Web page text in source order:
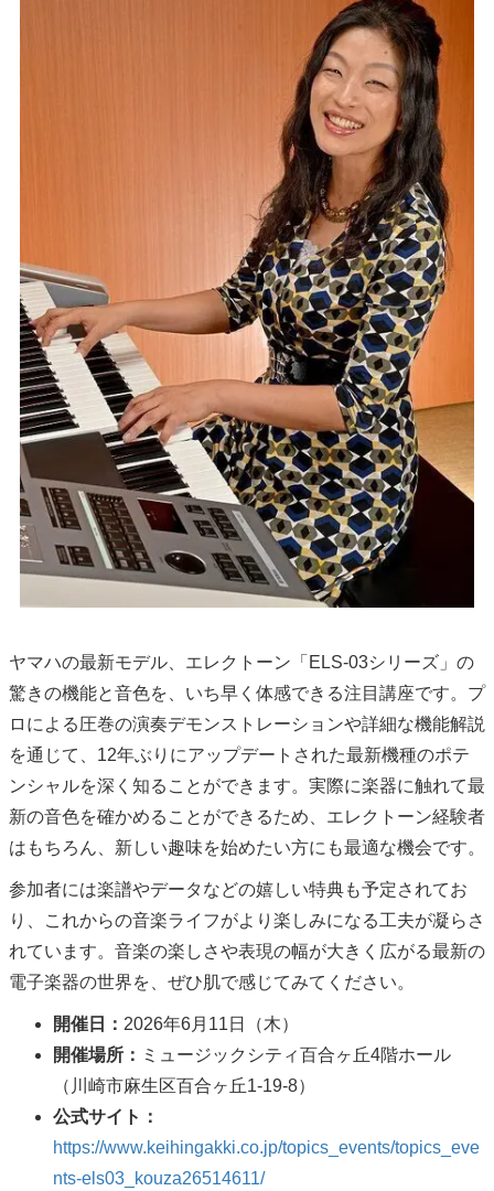
ヤマハの最新モデル、エレクトーン「ELS-03シリーズ」の
驚きの機能と音色を、いち早く体感できる注目講座です。プ
ロによる圧巻の演奏デモンストレーションや詳細な機能解説
を通じて、12年ぶりにアップデートされた最新機種のポテ
ンシャルを深く知ることができます。実際に楽器に触れて最
新の音色を確かめることができるため、エレクトーン経験者
はもちろん、新しい趣味を始めたい方にも最適な機会です。
参加者には楽譜やデータなどの嬉しい特典も予定されてお
り、これからの音楽ライフがより楽しみになる工夫が凝らさ
れています。音楽の楽しさや表現の幅が大きく広がる最新の
電子楽器の世界を、ぜひ肌で感じてみてください。
開催日： 2026年6月11日（木）
開催場所： ミュージックシティ百合ヶ丘4階ホール
（川崎市麻生区百合ヶ丘1-19-8）
公式サイト：
https://www.keihingakki.co.jp/topics_events/topics_eve
nts-els03_kouza26514611/